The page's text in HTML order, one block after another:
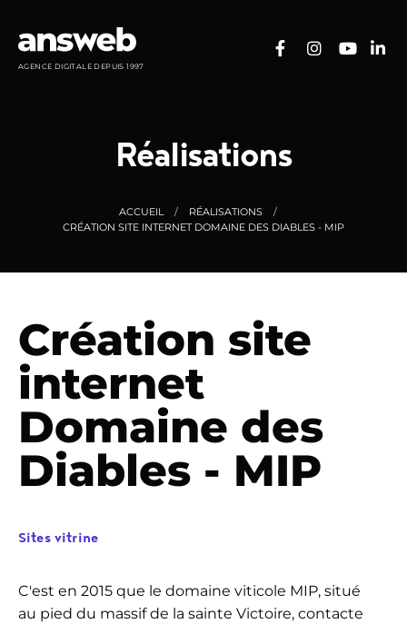
AGENCE DIGITALE DEPUIS 1997
Réalisations
ACCUEIL
RÉALISATIONS
CRÉATION SITE INTERNET DOMAINE DES DIABLES - MIP
Création site
internet
Domaine des
Diables - MIP
Sites vitrine
C'est en 2015 que le domaine viticole MIP, situé
au pied du massif de la sainte Victoire, contacte